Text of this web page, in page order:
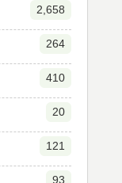
2,658
264
410
20
121
93